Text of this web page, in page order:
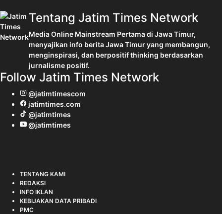
Tentang Jatim Times Network
Media Online Mainstream Pertama di Jawa Timur,
menyajikan info berita Jawa Timur yang membangun,
menginspirasi, dan berpositif thinking berdasarkan
jurnalisme positif.
Follow Jatim Times Network
@jatimtimescom
jatimtimes.com
@jatimtimes
@jatimtimes
TENTANG KAMI
REDAKSI
INFO IKLAN
KEBIJAKAN DATA PRIBADI
PMC